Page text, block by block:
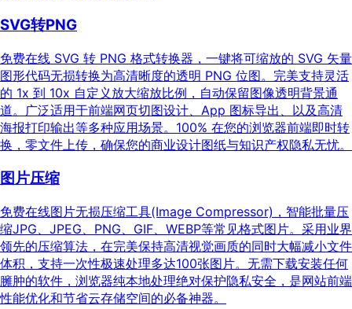
SVG转PNG
免费在线 SVG 转 PNG 格式转换器，一键将可缩放的 SVG 矢量
图形代码无损转换为高清晰度的透明 PNG 位图。完美支持灵活
的 1x 到 10x 自定义放大缩放比例，自动保留图像透明背景通
道。广泛适用于前端网页切图设计、App 图标导出、以及高清
海报打印输出等多种应用场景。100% 在您的浏览器前端即时转
换，零文件上传，确保您的商业设计图纸与知识产权隐私无忧。
图片压缩
免费在线图片无损压缩工具(Image Compressor)，智能批量压
缩JPG、JPEG、PNG、GIF、WEBP等常见格式图片。采用业界
领先的压缩算法，在完美保持高清视觉画质的同时大幅减小文件
体积，支持一次性极速处理多达100张图片。无需下载安装任何
臃肿的软件，浏览器纯本地处理绝对保护隐私安全，是网站前端
性能优化和节省云存储空间的必备神器。